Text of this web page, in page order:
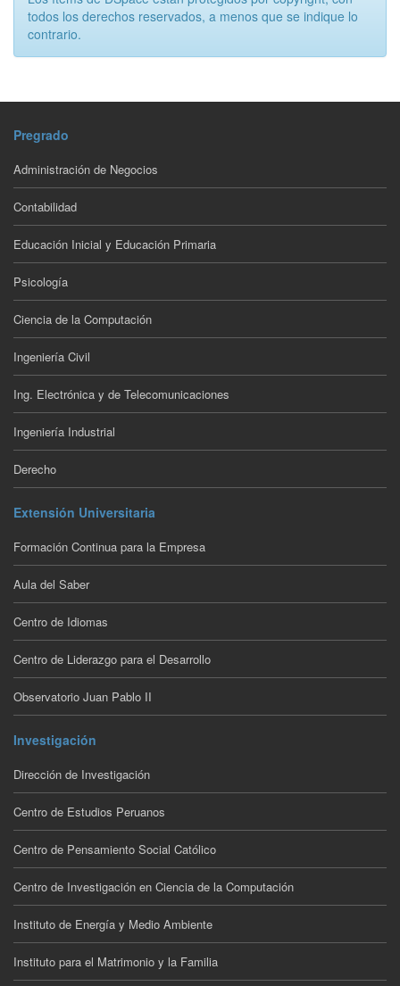
todos los derechos reservados, a menos que se indique lo
contrario.
Pregrado
Administración de Negocios
Contabilidad
Educación Inicial y Educación Primaria
Psicología
Ciencia de la Computación
Ingeniería Civil
Ing. Electrónica y de Telecomunicaciones
Ingeniería Industrial
Derecho
Extensión Universitaria
Formación Continua para la Empresa
Aula del Saber
Centro de Idiomas
Centro de Liderazgo para el Desarrollo
Observatorio Juan Pablo II
Investigación
Dirección de Investigación
Centro de Estudios Peruanos
Centro de Pensamiento Social Católico
Centro de Investigación en Ciencia de la Computación
Instituto de Energía y Medio Ambiente
Instituto para el Matrimonio y la Familia